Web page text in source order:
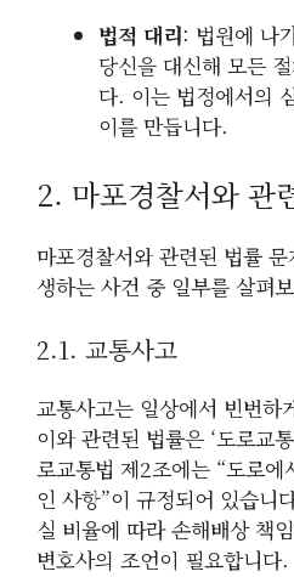
법적 대리: 법원에 나
당신을 대신해 모든
다. 이는 법정에서의
이를 만듭니다.
2. 마포경찰서와 관
마포경찰서와 관련된 법률
생하는 사건 중 일부를 살펴
2.1. 교통사고
교통사고는 일상에서 빈번하
이와 관련된 법률은 ‘도로교
로교통법 제2조에는 “도로에
인 사항”이 규정되어 있습니
실 비율에 따라 손해배상 책
변호사의 조언이 필요합니다.